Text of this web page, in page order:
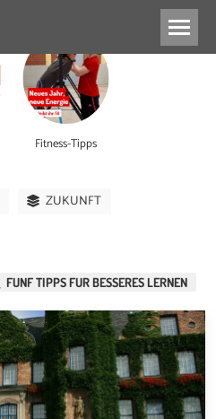
Fitness-Tipps
ZUKUNFT
FUNF TIPPS FUR BESSERES LERNEN